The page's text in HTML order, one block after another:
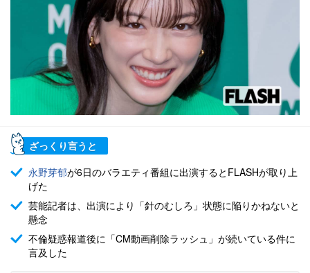
ざっくり言うと
永野芽郁が6日のバラエティ番組に出演するとFLASHが取り上
げた
芸能記者は、出演により「針のむしろ」状態に陥りかねないと
懸念
不倫疑惑報道後に「CM動画削除ラッシュ」が続いている件に
言及した